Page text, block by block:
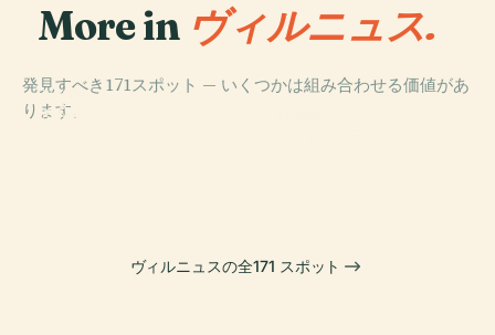
More in ヴィルニュス.
発見すべき171スポット — いくつかは組み合わせる価値があ
ります。
PLACE
ヴィリニュス大
PLACE
ヴィルニュスの全171 スポット